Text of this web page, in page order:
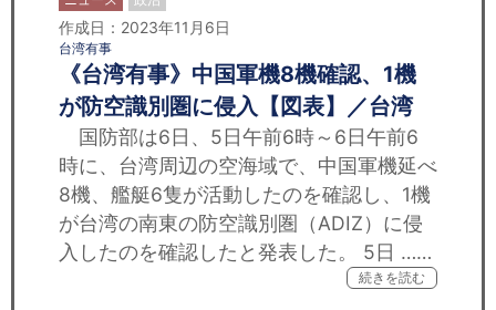
作成日：2023年11月6日
台湾有事
《台湾有事》中国軍機8機確認、1機
が防空識別圏に侵入【図表】／台湾
国防部は6日、5日午前6時～6日午前6
時に、台湾周辺の空海域で、中国軍機延べ
8機、艦艇6隻が活動したのを確認し、1機
が台湾の南東の防空識別圏（ADIZ）に侵
入したのを確認したと発表した。 5日 ……
続きを読む